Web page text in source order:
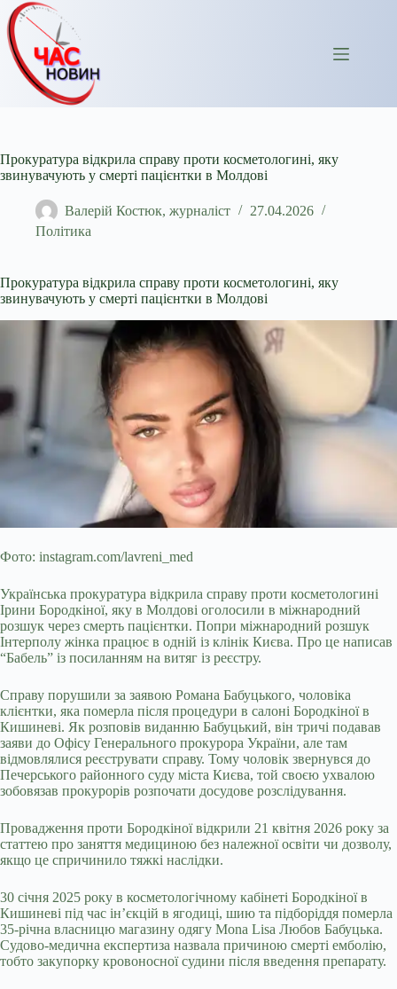
Перейти
до
вмісту
Прокуратура відкрила справу проти косметологині, яку
звинувачують у смерті пацієнтки в Молдові
Валерій Костюк, журналіст
27.04.2026
Політика
Прокуратура відкрила справу проти косметологині, яку
звинувачують у смерті пацієнтки в Молдові
Фото: instagram.com/lavreni_med
Українська прокуратура відкрила справу проти косметологині
Ірини Бородкіної, яку в Молдові оголосили в міжнародний
розшук через смерть пацієнтки. Попри міжнародний розшук
Інтерполу жінка працює в одній із клінік Києва. Про це написав
“Бабель” із посиланням на витяг із реєстру.
Справу порушили за заявою Романа Бабуцького, чоловіка
клієнтки, яка померла після процедури в салоні Бородкіної в
Кишиневі. Як розповів виданню Бабуцький, він тричі подавав
заяви до Офісу Генерального прокурора України, але там
відмовлялися реєструвати справу. Тому чоловік звернувся до
Печерського районного суду міста Києва, той своєю ухвалою
зобовязав прокурорів розпочати досудове розслідування.
Провадження проти Бородкіної відкрили 21 квітня 2026 року за
статтею про заняття медициною без належної освіти чи дозволу,
якщо це спричинило тяжкі наслідки.
30 січня 2025 року в косметологічному кабінеті Бородкіної в
Кишиневі під час ін’єкцій в ягодиці, шию та підборіддя померла
35-річна власницю магазину одягу Mona Lisa Любов Бабуцька.
Судово-медична експертиза назвала причиною смерті емболію,
тобто закупорку кровоносної судини після введення препарату.